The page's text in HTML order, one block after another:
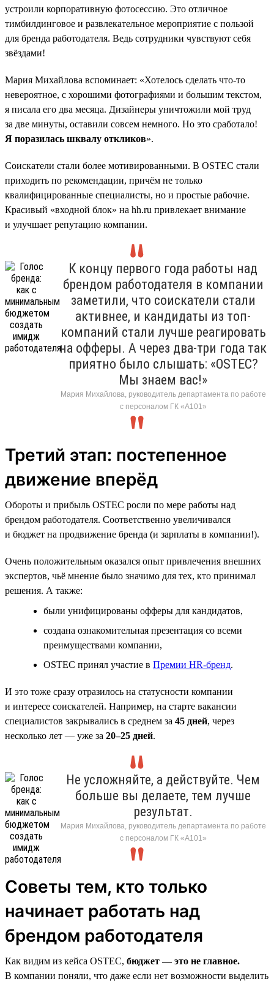
устроили корпоративную фотосессию. Это отличное
тимбилдинговое и развлекательное мероприятие с пользой
для бренда работодателя. Ведь сотрудники чувствуют себя
звёздами!
Мария Михайлова вспоминает: «Хотелось сделать что-то
невероятное, с хорошими фотографиями и большим текстом,
я писала его два месяца. Дизайнеры уничтожили мой труд
за две минуты, оставили совсем немного. Но это сработало!
Я поразилась шквалу откликов».
Соискатели стали более мотивированными. В OSTEC стали
приходить по рекомендации, причём не только
квалифицированные специалисты, но и простые рабочие.
Красивый «входной блок» на hh.ru привлекает внимание
и улучшает репутацию компании.
К концу первого года работы над
брендом работодателя в компании
заметили, что соискатели стали
активнее, и кандидаты из топ-
компаний стали лучше реагировать
на офферы. А через два-три года так
приятно было слышать: «OSTEC?
Мы знаем вас!»
Мария Михайлова, руководитель департамента по работе
с персоналом ГК «А101»
Третий этап: постепенное
движение вперёд
Обороты и прибыль OSTEC росли по мере работы над
брендом работодателя. Соответственно увеличивался
и бюджет на продвижение бренда (и зарплаты в компании!).
Очень положительным оказался опыт привлечения внешних
экспертов, чьё мнение было значимо для тех, кто принимал
решения. А также:
были унифицированы офферы для кандидатов,
создана ознакомительная презентация со всеми
преимуществами компании,
OSTEC принял участие в Премии HR‑бренд.
И это тоже сразу отразилось на статусности компании
и интересе соискателей. Например, на старте вакансии
специалистов закрывались в среднем за 45 дней, через
несколько лет — уже за 20–25 дней.
Не усложняйте, а действуйте. Чем
больше вы делаете, тем лучше
результат.
Мария Михайлова, руководитель департамента по работе
с персоналом ГК «А101»
Советы тем, кто только
начинает работать над
брендом работодателя
Как видим из кейса OSTEC, бюджет — это не главное.
В компании поняли, что даже если нет возможности выделить